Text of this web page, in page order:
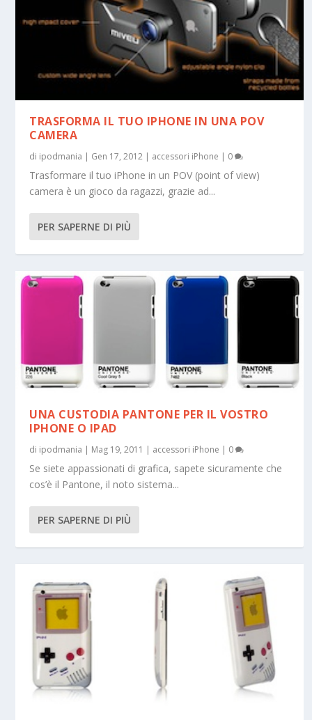
TRASFORMA IL TUO IPHONE IN UNA POV
CAMERA
di ipodmania | Gen 17, 2012 | accessori iPhone | 0
Trasformare il tuo iPhone in un POV (point of view)
camera è un gioco da ragazzi, grazie ad...
PER SAPERNE DI PIÙ
UNA CUSTODIA PANTONE PER IL VOSTRO
IPHONE O IPAD
di ipodmania | Mag 19, 2011 | accessori iPhone | 0
Se siete appassionati di grafica, sapete sicuramente che
cos’è il Pantone, il noto sistema...
PER SAPERNE DI PIÙ